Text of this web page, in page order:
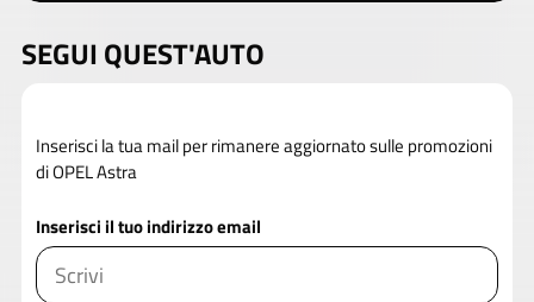
SEGUI QUEST'AUTO
Inserisci la tua mail per rimanere aggiornato sulle promozioni
di OPEL Astra
Inserisci il tuo indirizzo email